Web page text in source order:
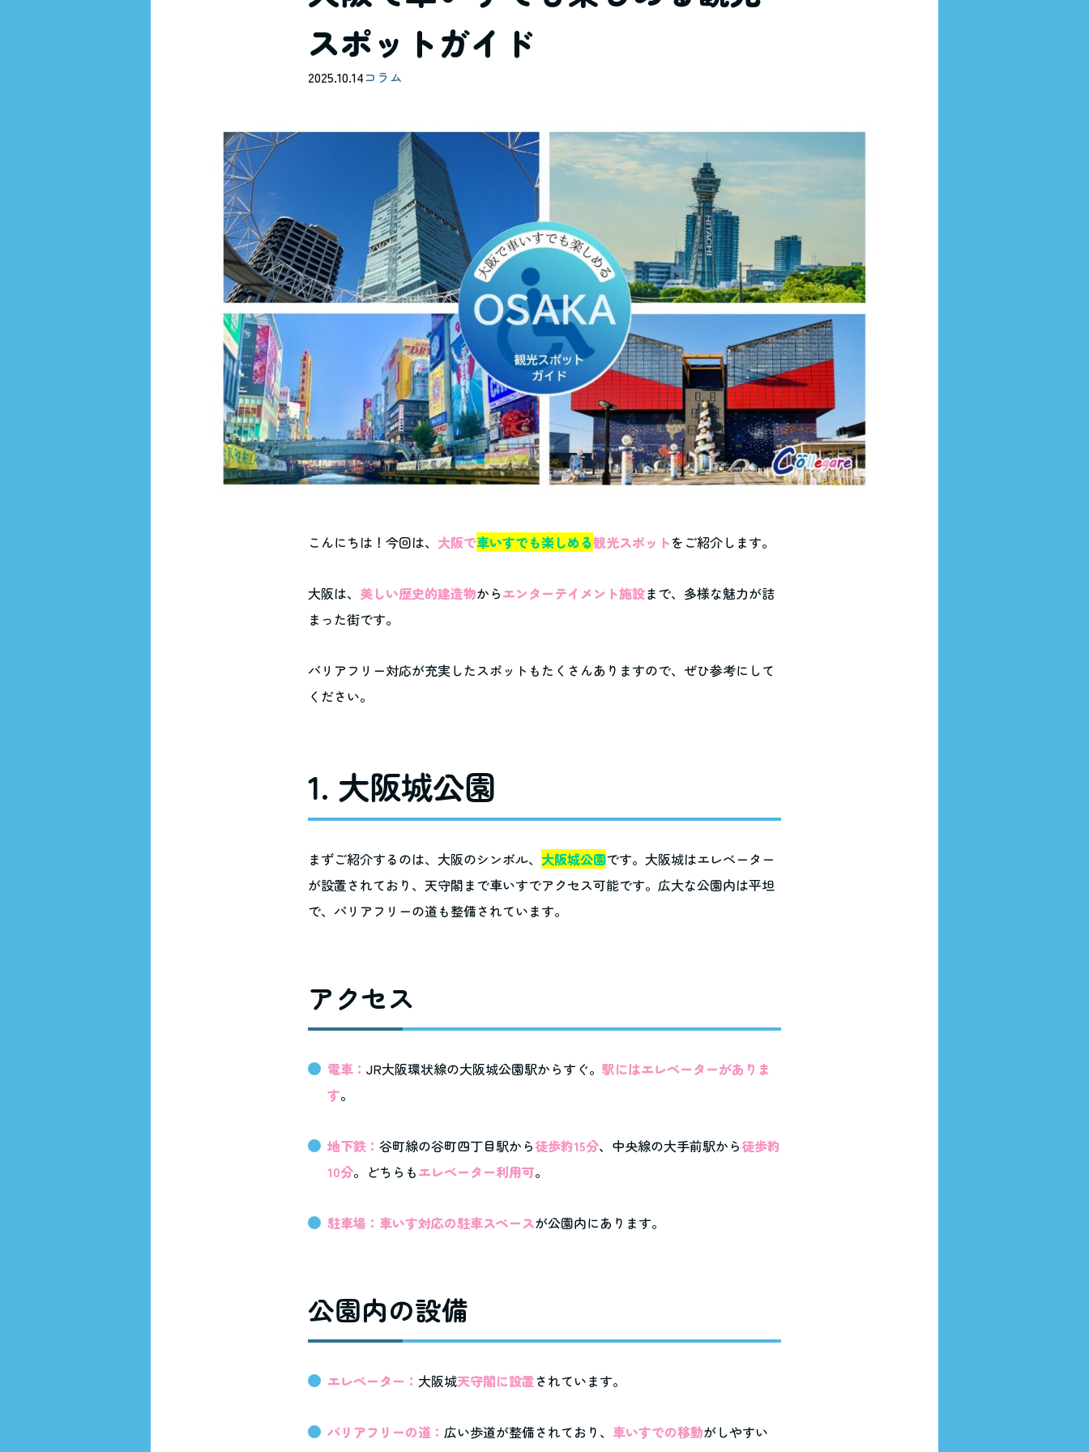
スポットガイド
2025.10.14コラム
こんにちは！今回は、 大阪で車いすでも楽しめる観光スポットをご紹介します。
大阪は、 美しい歴史的建造物からエンターテイメント施設まで、多様な魅力が詰
まった街です。
バリアフリー対応が充実したスポットもたくさんありますので、ぜひ参考にして
ください。
1. 大阪城公園
まずご紹介するのは、大阪のシンボル、 大阪城公園です。大阪城はエレベーター
が設置されており、天守閣まで車いすでアクセス可能です。広大な公園内は平坦
で、バリアフリーの道も整備されています。
アクセス
電車：JR大阪環状線の大阪城公園駅からすぐ。駅にはエレベーターがありま
す。
地下鉄：谷町線の谷町四丁目駅から徒歩約15分、中央線の大手前駅から徒歩約
10分。どちらもエレベーター利用可。
駐車場：車いす対応の駐車スペースが公園内にあります。
公園内の設備
エレベーター： 大阪城天守閣に設置されています。
バリアフリーの道：広い歩道が整備されており、 車いすでの移動がしやすい